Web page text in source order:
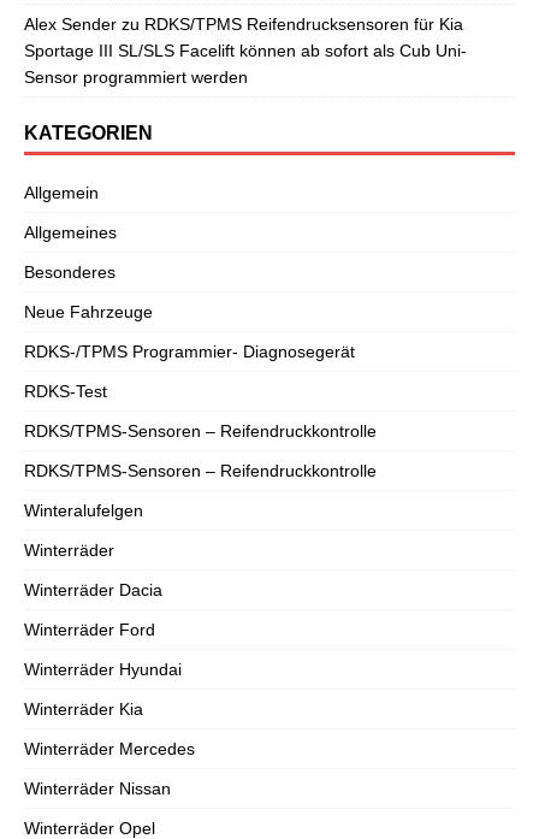
Alex Sender zu RDKS/TPMS Reifendrucksensoren für Kia
Sportage III SL/SLS Facelift können ab sofort als Cub Uni-
Sensor programmiert werden
KATEGORIEN
Allgemein
Allgemeines
Besonderes
Neue Fahrzeuge
RDKS-/TPMS Programmier- Diagnosegerät
RDKS-Test
RDKS/TPMS-Sensoren – Reifendruckkontrolle
RDKS/TPMS-Sensoren – Reifendruckkontrolle
Winteralufelgen
Winterräder
Winterräder Dacia
Winterräder Ford
Winterräder Hyundai
Winterräder Kia
Winterräder Mercedes
Winterräder Nissan
Winterräder Opel